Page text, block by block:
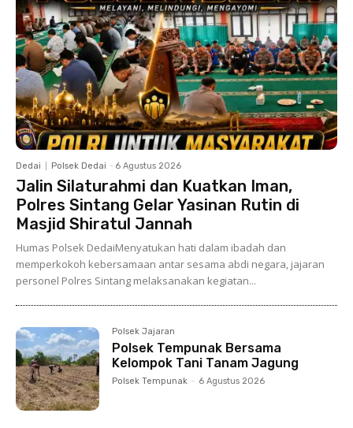
Dedai Polsek Dedai - 6 Agustus 2026
Jalin Silaturahmi dan Kuatkan Iman,
Polres Sintang Gelar Yasinan Rutin di
Masjid Shiratul Jannah
Humas Polsek DedaiMenyatukan hati dalam ibadah dan
memperkokoh kebersamaan antar sesama abdi negara, jajaran
personel Polres Sintang melaksanakan kegiatan...
Polsek Jajaran
Polsek Tempunak Bersama
Kelompok Tani Tanam Jagung
Polsek Tempunak - 6 Agustus 2026